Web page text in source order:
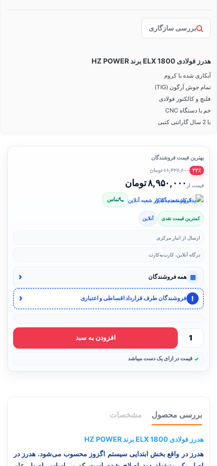
بررسی سازگاری
هدرز فولادی ELX 1800 برند HZ POWER
آبکاری شده با کروم
تمام جوش آرگون (TIG)
فلنچ و کالکتور فولادی
خم با دستگاه CNC
با 2 سال گارانتی کتبی
بهترین قیمت فروشندگان
۲۲٪ ۱۱,۴۲۷,۶۰۰ تومان
قیمت از ۸,۹۵۰,۰۰۰ تومان
فروشنده: یدک‌کار شعبه آنلاین تماس
کمترین قیمت نقدی آنلاین
ارسال از انبار مرکزی
درگاه آنلاین، کارت‌به‌کارت
▦ همه فروشندگان ‹
! فروشندگان طرف قرارداد اقساطی و اعتباری ‹
افزودن به سبد
قیمت در ازای یک دست میباشد
بررسی محصول مشخصات
هدرز فولادی ELX 1800 برند HZ POWER
هدرز در واقع بخش ابتدایی سیستم اگزوز محسوب می‌شود. هدرز در